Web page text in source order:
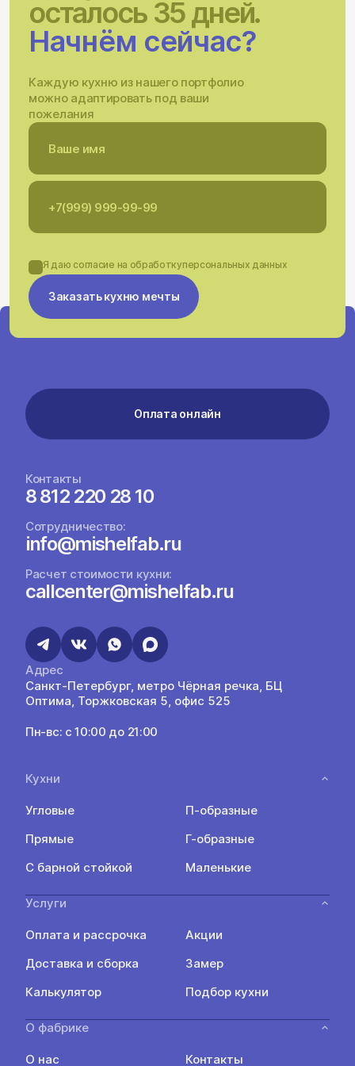
осталось 35 дней.
Начнём сейчас?
Каждую кухню из нашего портфолио
можно адаптировать под ваши
пожелания
Я даю согласие на обработкуперсональных данных
Заказать кухню мечты
Оплата онлайн
Контакты
8 812 220 28 10
Сотрудничество:
info@mishelfab.ru
Расчет стоимости кухни:
callcenter@mishelfab.ru
Адрес
Санкт-Петербург, метро Чёрная речка, БЦ
Оптима, Торжковская 5, офис 525
Пн-вс: с 10:00 до 21:00
Кухни
Угловые
П-образные
Прямые
Г-образные
С барной стойкой
Маленькие
Услуги
Оплата и рассрочка
Акции
Доставка и сборка
Замер
Калькулятор
Подбор кухни
О фабрике
О нас Контакты